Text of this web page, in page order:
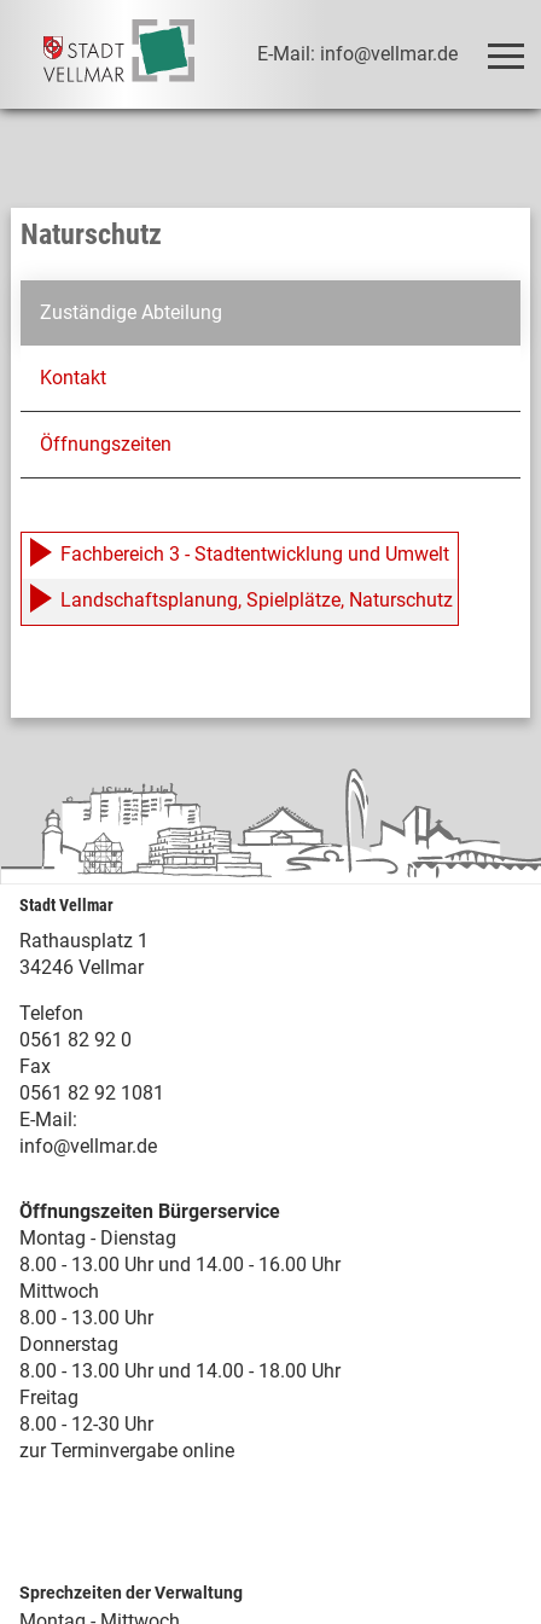
E-Mail: info@vellmar.de
Naturschutz
Zuständige Abteilung
Kontakt
Öffnungszeiten
Fachbereich 3 - Stadtentwicklung und Umwelt
Landschaftsplanung, Spielplätze, Naturschutz
Stadt Vellmar
Rathausplatz 1
34246 Vellmar
Telefon
0561 82 92 0
Fax
0561 82 92 1081
E-Mail:
info@vellmar.de
Öffnungszeiten Bürgerservice
Montag - Dienstag
8.00 - 13.00 Uhr und 14.00 - 16.00 Uhr
Mittwoch
8.00 - 13.00 Uhr
Donnerstag
8.00 - 13.00 Uhr und 14.00 - 18.00 Uhr
Freitag
8.00 - 12-30 Uhr
zur Terminvergabe online
Sprechzeiten der Verwaltung